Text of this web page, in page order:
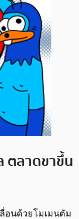
ตลาดขาขึ้น
อนด้วยโมเมนตัม